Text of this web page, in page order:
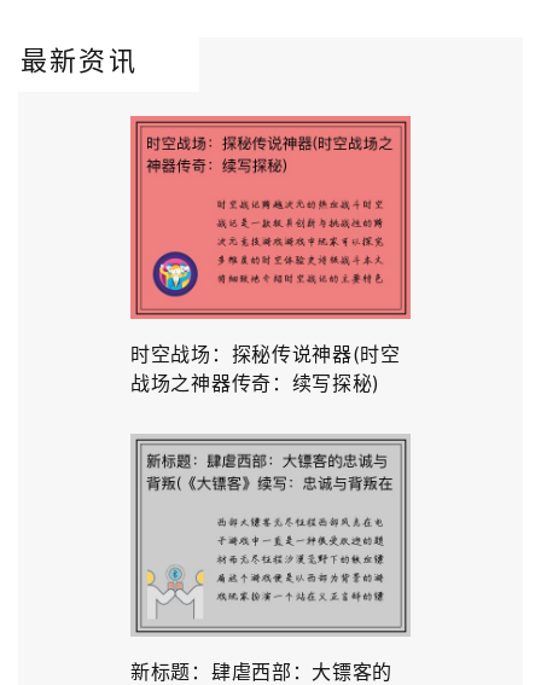
最新资讯
时空战场：探秘传说神器(时空
战场之神器传奇：续写探秘)
新标题：肆虐西部：大镖客的